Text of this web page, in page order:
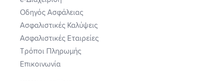
Οδηγός Ασφάλειας
Ασφαλιστικές Καλύψεις
Ασφαλιστικές Εταιρείες
Τρόποι Πληρωμής
Επικοινωνία